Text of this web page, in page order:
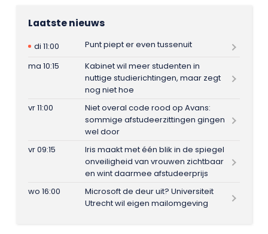
Laatste nieuws
di 11:00
Punt piept er even tussenuit
ma 10:15
Kabinet wil meer studenten in
nuttige studierichtingen, maar zegt
nog niet hoe
vr 11:00
Niet overal code rood op Avans:
sommige afstudeerzittingen gingen
wel door
vr 09:15
Iris maakt met één blik in de spiegel
onveiligheid van vrouwen zichtbaar
en wint daarmee afstudeerprijs
wo 16:00
Microsoft de deur uit? Universiteit
Utrecht wil eigen mailomgeving